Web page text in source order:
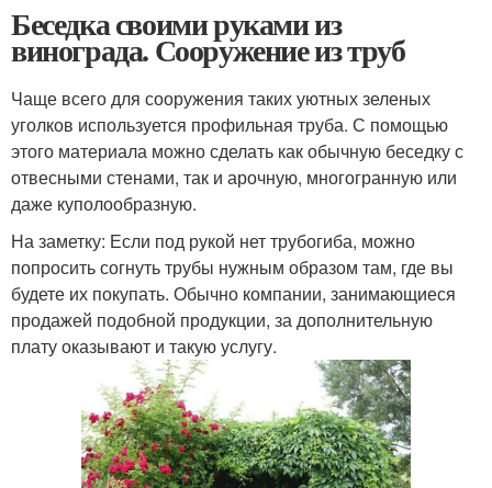
Беседка своими руками из
винограда. Сооружение из труб
Чаще всего для сооружения таких уютных зеленых
уголков используется профильная труба. С помощью
этого материала можно сделать как обычную беседку с
отвесными стенами, так и арочную, многогранную или
даже куполообразную.
На заметку: Если под рукой нет трубогиба, можно
попросить согнуть трубы нужным образом там, где вы
будете их покупать. Обычно компании, занимающиеся
продажей подобной продукции, за дополнительную
плату оказывают и такую услугу.